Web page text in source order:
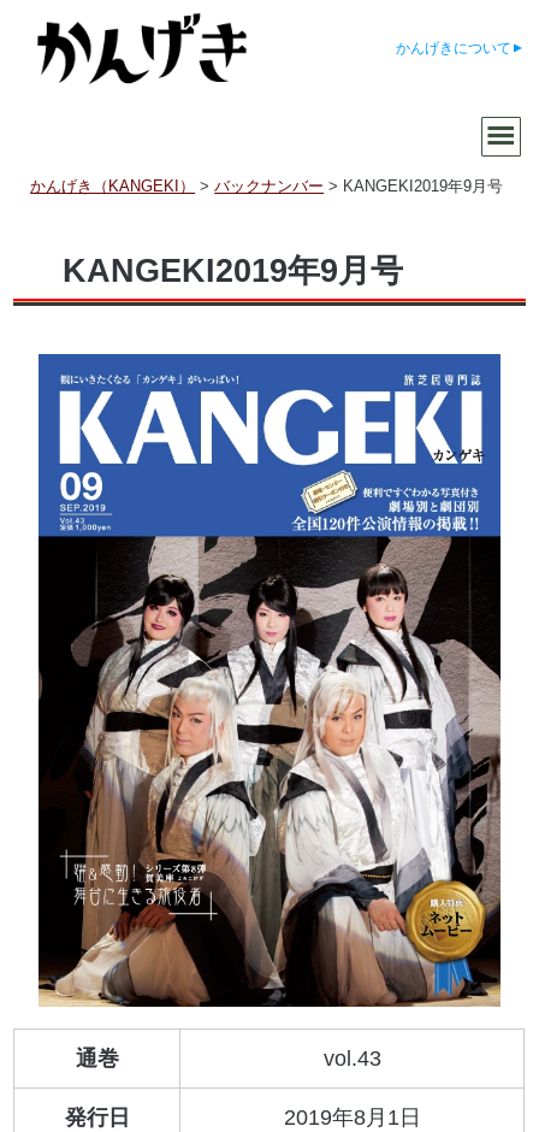
かんげきについて
かんげき（KANGEKI） >バックナンバー > KANGEKI2019年9月号
KANGEKI2019年9月号
通巻 vol.43
発行日 2019年8月1日